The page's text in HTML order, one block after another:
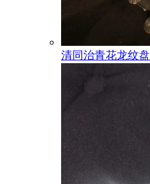
清同治青花龙纹盘